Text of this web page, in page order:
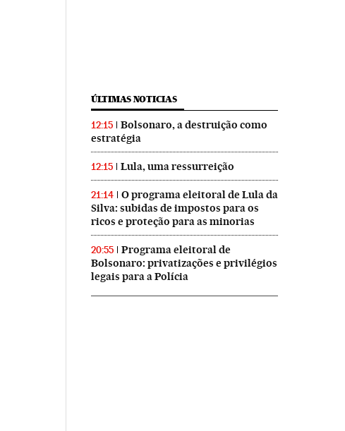
ÚLTIMAS NOTICIAS
12:15
Bolsonaro, a destruição como
estratégia
12:15 Lula, uma ressurreição
21:14
O programa eleitoral de Lula da
Silva: subidas de impostos para os
ricos e proteção para as minorias
20:55
Programa eleitoral de
Bolsonaro: privatizações e privilégios
legais para a Polícia